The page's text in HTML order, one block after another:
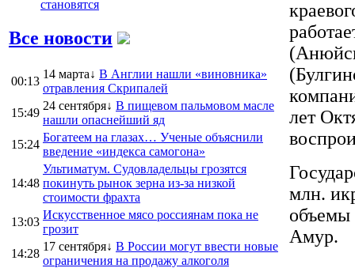
становятся
Все новости
00:13
14 марта↓ В Англии нашли «виновника»
отравления Скрипалей
15:49
24 сентября↓ В пищевом пальмовом масле
нашли опаснейший яд
15:24
Богатеем на глазах… Ученые объяснили
введение «индекса самогона»
14:48
Ультиматум. Судовладельцы грозятся
покинуть рынок зерна из-за низкой
стоимости фрахта
13:03
Искусственное мясо россиянам пока не
грозит
14:28
17 сентября↓ В России могут ввести новые
ограничения на продажу алкоголя
лет
млн.
объемы
Амур.